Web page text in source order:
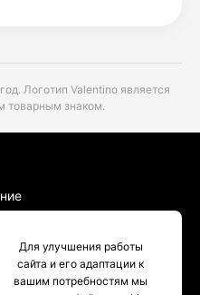
Логотип Valentino является
товарным знаком.
Для улучшения работы
сайта и его адаптации к
вашим потребностям мы